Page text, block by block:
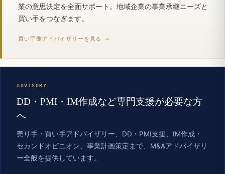
業の意思決定を全面サポート。地域企業の事業承継ニーズと
買い手をつなぎます。
買い手側アドバイザリーを見る →
ADVISORY
DD・PMI・IM作成など専門支援が必要な方
へ
売り手・買い手アドバイザリー、DD・PMI支援、IM作成・
セカンドオピニオン、事業計画策定まで、M&Aアドバイザリ
ー全般を提供しています。